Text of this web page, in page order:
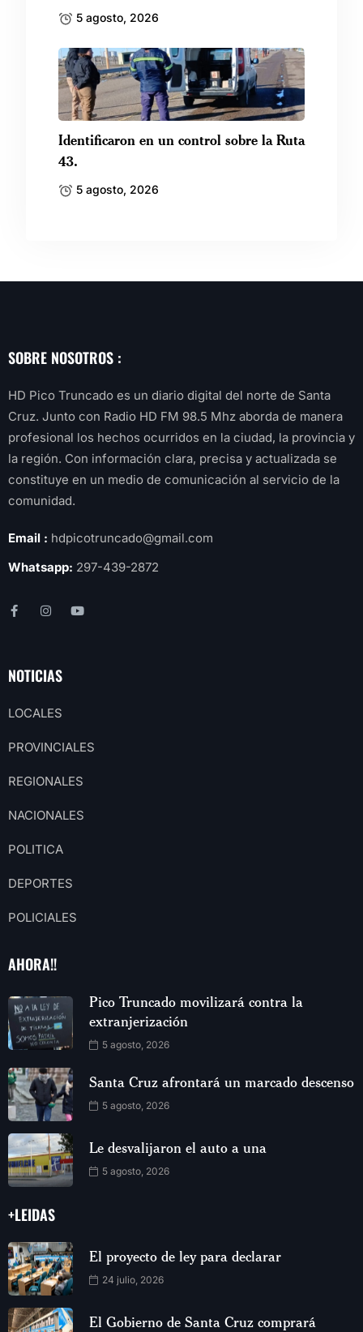
5 agosto, 2026
Identificaron en un control sobre la Ruta
43.
5 agosto, 2026
SOBRE NOSOTROS :
HD Pico Truncado es un diario digital del norte de Santa
Cruz. Junto con Radio HD FM 98.5 Mhz aborda de manera
profesional los hechos ocurridos en la ciudad, la provincia y
la región. Con información clara, precisa y actualizada se
constituye en un medio de comunicación al servicio de la
comunidad.
Email : hdpicotruncado@gmail.com
Whatsapp: 297-439-2872
NOTICIAS
LOCALES
PROVINCIALES
REGIONALES
NACIONALES
POLITICA
DEPORTES
POLICIALES
AHORA!!
Pico Truncado movilizará contra la
extranjerización
5 agosto, 2026
Santa Cruz afrontará un marcado descenso
5 agosto, 2026
Le desvalijaron el auto a una
5 agosto, 2026
+LEIDAS
El proyecto de ley para declarar
24 julio, 2026
El Gobierno de Santa Cruz comprará